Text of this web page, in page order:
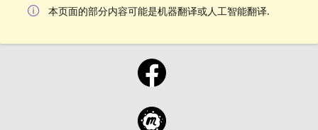
本页面的部分内容可能是机器翻译或人工智能翻译.